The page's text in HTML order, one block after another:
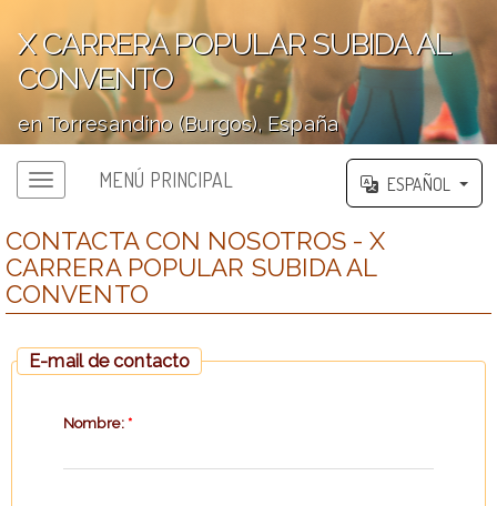
X CARRERA POPULAR SUBIDA AL
CONVENTO
en Torresandino (Burgos), España
MENÚ PRINCIPAL ESPAÑOL
CONTACTA CON NOSOTROS - X
CARRERA POPULAR SUBIDA AL
CONVENTO
E-mail de contacto
Nombre: *